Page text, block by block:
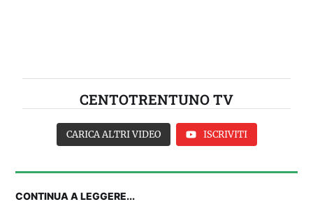
CENTOTRENTUNO TV
CARICA ALTRI VIDEO ISCRIVITI
CONTINUA A LEGGERE...